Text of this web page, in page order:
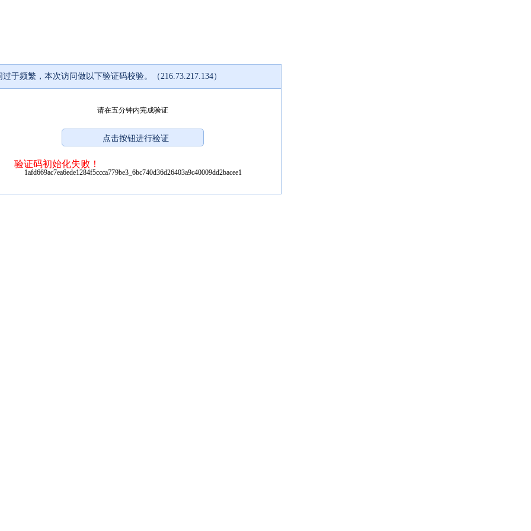
过于频繁，本次访问做以下验证码校验。（216.73.217.134）
请在五分钟内完成验证
验证码初始化失败！
1afd669ac7ea6ede1284f5ccca779be3_6bc740d36d26403a9c40009dd2bacee1